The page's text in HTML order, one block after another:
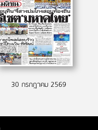
30 กรกฎาคม 2569